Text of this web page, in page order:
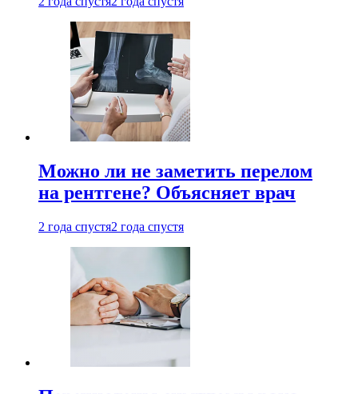
Можно ли не заметить перелом
на рентгене? Объясняет врач
2 года спустя2 года спустя